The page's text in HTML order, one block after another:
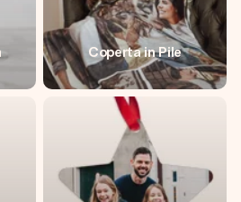
Coperta in Pile